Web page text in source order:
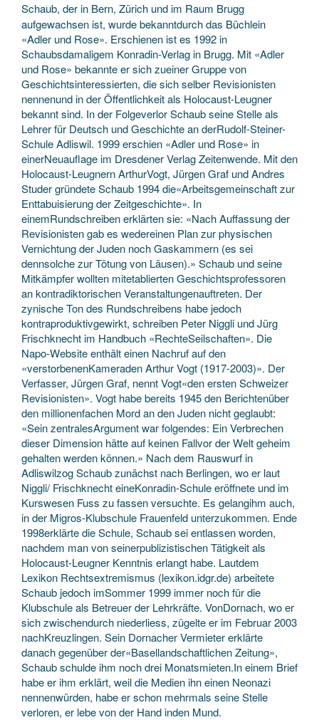
Schaub, der in Bern, Zürich und im Raum Brugg
aufgewachsen ist, wurde bekanntdurch das Büchlein
«Adler und Rose». Erschienen ist es 1992 in
Schaubsdamaligem Konradin-Verlag in Brugg. Mit «Adler
und Rose» bekannte er sich zueiner Gruppe von
Geschichtsinteressierten, die sich selber Revisionisten
nennenund in der Öffentlichkeit als Holocaust-Leugner
bekannt sind. In der Folgeverlor Schaub seine Stelle als
Lehrer für Deutsch und Geschichte an derRudolf-Steiner-
Schule Adliswil. 1999 erschien «Adler und Rose» in
einerNeuauflage im Dresdener Verlag Zeitenwende. Mit den
Holocaust-Leugnern ArthurVogt, Jürgen Graf und Andres
Studer gründete Schaub 1994 die«Arbeitsgemeinschaft zur
Enttabuisierung der Zeitgeschichte». In
einemRundschreiben erklärten sie: «Nach Auffassung der
Revisionisten gab es wedereinen Plan zur physischen
Vernichtung der Juden noch Gaskammern (es sei
dennsolche zur Tötung von Läusen).» Schaub und seine
Mitkämpfer wollten mitetablierten Geschichtsprofessoren
an kontradiktorischen Veranstaltungenauftreten. Der
zynische Ton des Rundschreibens habe jedoch
kontraproduktivgewirkt, schreiben Peter Niggli und Jürg
Frischknecht im Handbuch «RechteSeilschaften». Die
Napo-Website enthält einen Nachruf auf den
«verstorbenenKameraden Arthur Vogt (1917-2003)». Der
Verfasser, Jürgen Graf, nennt Vogt«den ersten Schweizer
Revisionisten». Vogt habe bereits 1945 den Berichtenüber
den millionenfachen Mord an den Juden nicht geglaubt:
«Sein zentralesArgument war folgendes: Ein Verbrechen
dieser Dimension hätte auf keinen Fallvor der Welt geheim
gehalten werden können.» Nach dem Rauswurf in
Adliswilzog Schaub zunächst nach Berlingen, wo er laut
Niggli/ Frischknecht eineKonradin-Schule eröffnete und im
Kurswesen Fuss zu fassen versuchte. Es gelangihm auch,
in der Migros-Klubschule Frauenfeld unterzukommen. Ende
1998erklärte die Schule, Schaub sei entlassen worden,
nachdem man von seinerpublizistischen Tätigkeit als
Holocaust-Leugner Kenntnis erlangt habe. Lautdem
Lexikon Rechtsextremismus (lexikon.idgr.de) arbeitete
Schaub jedoch imSommer 1999 immer noch für die
Klubschule als Betreuer der Lehrkräfte. VonDornach, wo er
sich zwischendurch niederliess, zügelte er im Februar 2003
nachKreuzlingen. Sein Dornacher Vermieter erklärte
danach gegenüber der«Basellandschaftlichen Zeitung»,
Schaub schulde ihm noch drei Monatsmieten.In einem Brief
habe er ihm erklärt, weil die Medien ihn einen Neonazi
nennenwürden, habe er schon mehrmals seine Stelle
verloren, er lebe von der Hand inden Mund.